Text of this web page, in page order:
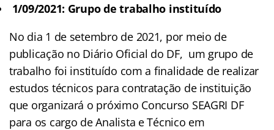
1/09/2021: Grupo de trabalho instituído
No dia 1 de setembro de 2021, por meio de
publicação no Diário Oficial do DF, um grupo de
trabalho foi instituído com a finalidade de realizar
estudos técnicos para contratação de instituição
que organizará o próximo Concurso SEAGRI DF
para os cargo de Analista e Técnico em